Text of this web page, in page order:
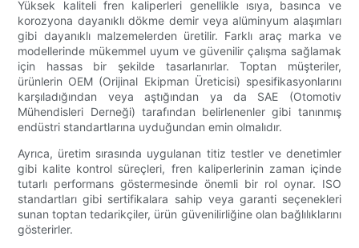
Yüksek kaliteli fren kaliperleri genellikle ısıya, basınca ve
korozyona dayanıklı dökme demir veya alüminyum alaşımları
gibi dayanıklı malzemelerden üretilir. Farklı araç marka ve
modellerinde mükemmel uyum ve güvenilir çalışma sağlamak
için hassas bir şekilde tasarlanırlar. Toptan müşteriler,
ürünlerin OEM (Orijinal Ekipman Üreticisi) spesifikasyonlarını
karşıladığından veya aştığından ya da SAE (Otomotiv
Mühendisleri Derneği) tarafından belirlenenler gibi tanınmış
endüstri standartlarına uyduğundan emin olmalıdır.
Ayrıca, üretim sırasında uygulanan titiz testler ve denetimler
gibi kalite kontrol süreçleri, fren kaliperlerinin zaman içinde
tutarlı performans göstermesinde önemli bir rol oynar. ISO
standartları gibi sertifikalara sahip veya garanti seçenekleri
sunan toptan tedarikçiler, ürün güvenilirliğine olan bağlılıklarını
gösterirler.